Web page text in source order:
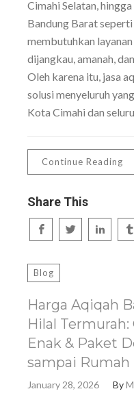
Cimahi Selatan,
Bandung Barat
membutuhkan
dijangkau, amanah,
Oleh karena itu, jasa
solusi menyeluruh
Kota Cimahi dan
Continue Reading
Share This
Blog
Harga Aqiqah
Hilal
Enak & Paket
sampai Rumah
January 28, 2026 By